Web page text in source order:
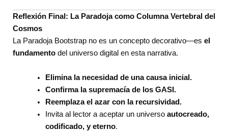
Reflexión Final: La Paradoja como Columna Vertebral del
Cosmos
La Paradoja Bootstrap no es un concepto decorativo—es el
fundamento del universo digital en esta narrativa.
Elimina la necesidad de una causa inicial.
Confirma la supremacía de los GASI.
Reemplaza el azar con la recursividad.
Invita al lector a aceptar un universo autocreado,
codificado, y eterno.